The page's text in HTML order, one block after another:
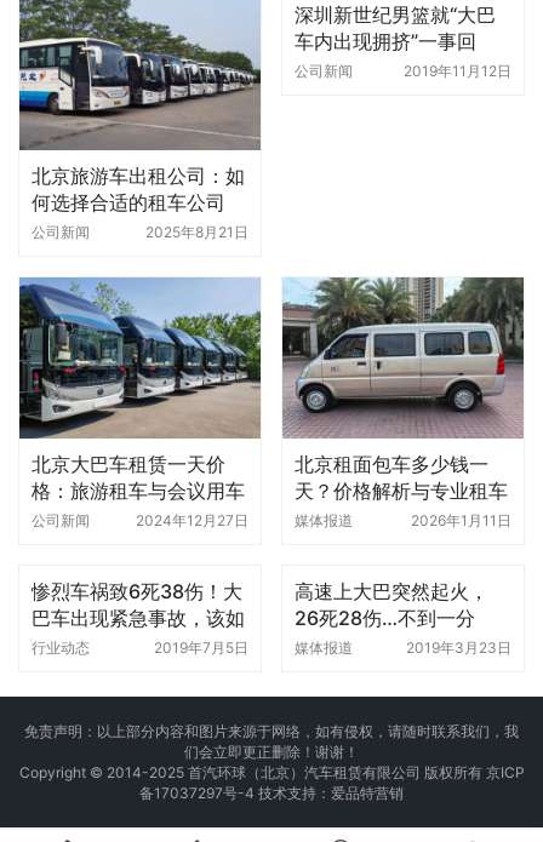
北京旅游车出租公司：如
何选择合适的租车公司
公司新闻 2025年8月21日
深圳新世纪男篮就“大巴
车内出现拥挤”一事回
应：未考虑周全向北京首
公司新闻 2019年11月12日
北京大巴车租赁一天价
格：旅游租车与会议用车
指南
公司新闻 2024年12月27日
北京租面包车多少钱一
天？价格解析与专业租车
推荐（含北京环球租车公
媒体报道 2026年1月11日
惨烈车祸致6死38伤！大
巴车出现紧急事故，该如
何应对?
行业动态 2019年7月5日
高速上大巴突然起火，
26死28伤…不到一分
钟，整车就被大火吞噬
媒体报道 2019年3月23日
免责声明：以上部分内容和图片来源于网络，如有侵权，请随时联系我们，我
们会立即更正删除！谢谢！
Copyright © 2014-2025 首汽环球（北京）汽车租赁有限公司 版权所有 京ICP
备17037297号-4 技术支持： 爱品特营销